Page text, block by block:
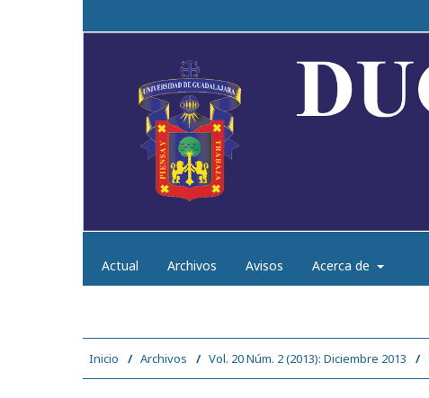
Actual Archivos Avisos Acerca de
Inicio / Archivos / Vol. 20 Núm. 2 (2013): Diciembre 2013 /